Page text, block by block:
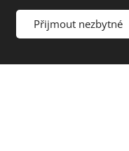
Přijmout nezbytné